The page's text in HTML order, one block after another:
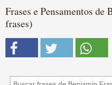
Frases e Pensamentos
frases)